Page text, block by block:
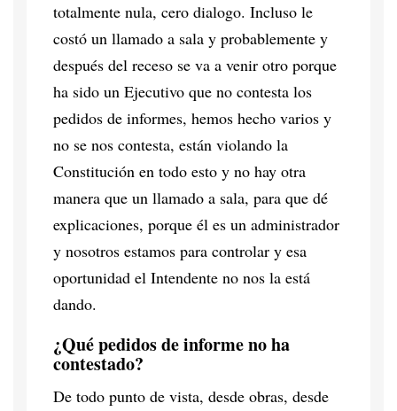
totalmente nula, cero dialogo. Incluso le
costó un llamado a sala y probablemente y
después del receso se va a venir otro porque
ha sido un Ejecutivo que no contesta los
pedidos de informes, hemos hecho varios y
no se nos contesta, están violando la
Constitución en todo esto y no hay otra
manera que un llamado a sala, para que dé
explicaciones, porque él es un administrador
y nosotros estamos para controlar y esa
oportunidad el Intendente no nos la está
dando.
¿Qué pedidos de informe no ha
contestado?
De todo punto de vista, desde obras, desde